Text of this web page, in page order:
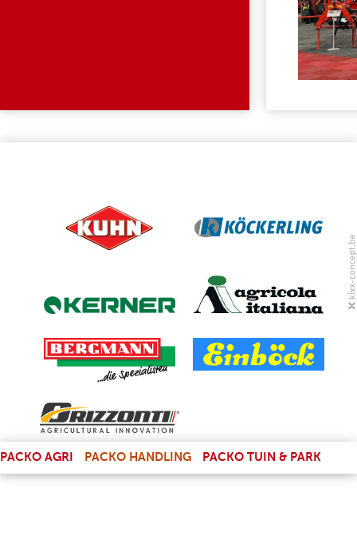
PACKO AGRI PACKO HANDLING PACKO TUIN & PARK